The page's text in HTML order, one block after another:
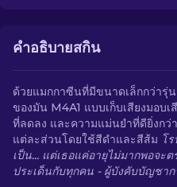
คำอธิบายสกิน
ด้วยแมกกาซีนที่มีขนาดเล็กกว่ารุ่น
ของมัน M4A1 แบบเก็บเสียงมอบเ
ที่ลดลง และความแม่นยำที่ดียิ่งกว่
แต่ละส่วนโดยใช้สีดำและสีส้ม โ
เป็น... แต่เธอแค่อายุไม่มากพอจะ
ประเด็นกับทุกคน - ผู้บังคับบัญชาก